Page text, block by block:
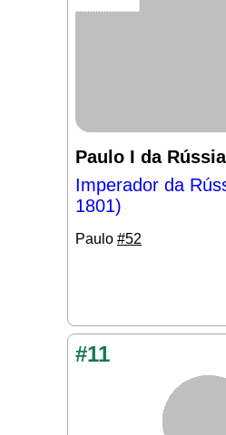
Paulo I da Rússia
Imperador da
1801)
Paulo #52
#11